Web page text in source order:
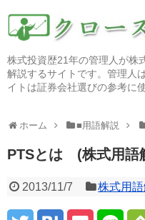
株式投資歴21年の管理人が株
解説するサイトです。管理人
イトは証券会社選びの参考に
ホーム ■用語解説
PTSとは (株式用語
2013/11/7 株式用